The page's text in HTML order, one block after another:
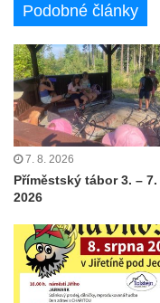
Podobné články
7. 8. 2026
Příměstský tábor 3. – 7.
2026